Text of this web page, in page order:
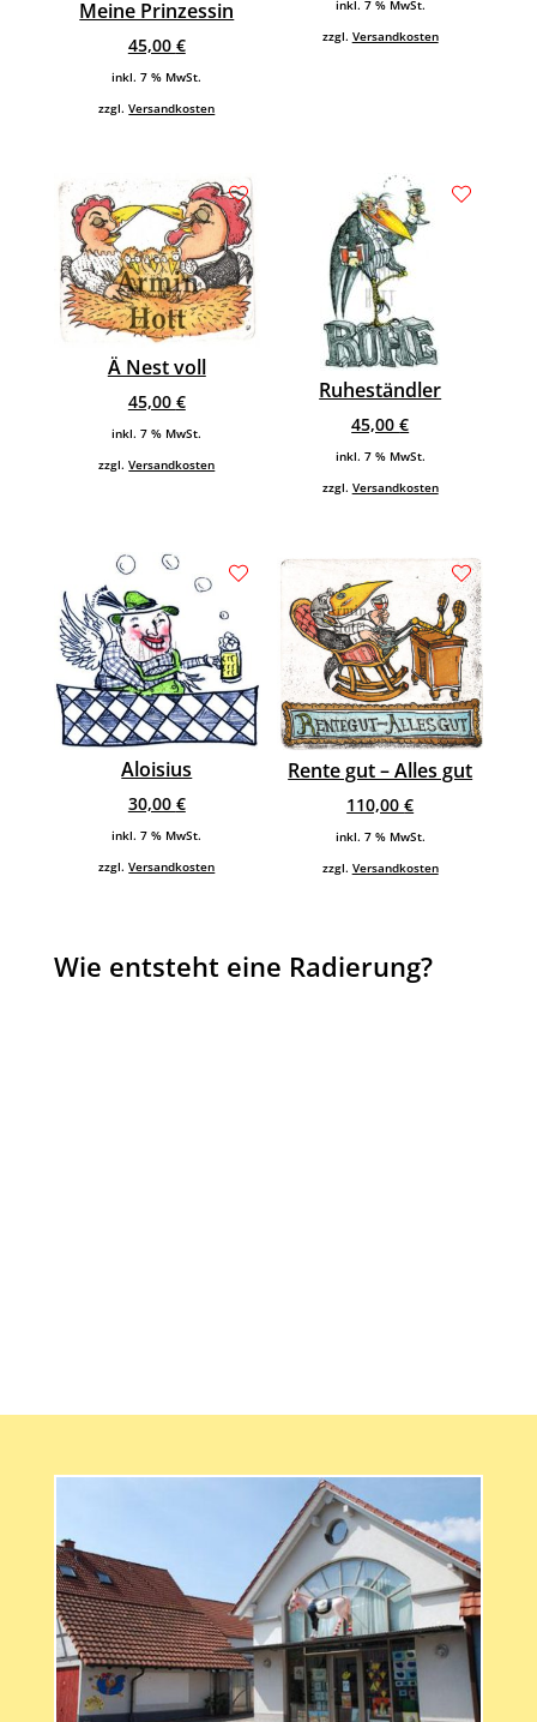
Meine Prinzessin
45,00 €
inkl. 7 % MwSt.
zzgl.Versandkosten
inkl. 7 % MwSt.
zzgl. Versandkosten
Ä Nest voll
45,00 €
inkl. 7 % MwSt.
zzgl.Versandkosten
Ruheständler
45,00€
inkl. 7 % MwSt.
zzgl. Versandkosten
Aloisius
30,00 €
inkl. 7 % MwSt.
zzgl.Versandkosten
Rente gut – Alles gut
110,00€
inkl. 7 % MwSt.
zzgl. Versandkosten
Wie entsteht eine Radierung?